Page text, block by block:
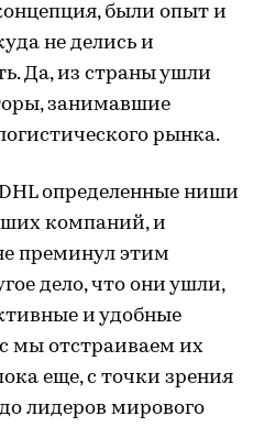
были опыт и
не делись и
Да, из страны ушли
занимавшие
рынка.
определенные ниши
компаний, и
преминул этим
дело, что они ушли,
и удобные
мы отстраиваем их
еще, с точки зрения
лидеров мирового